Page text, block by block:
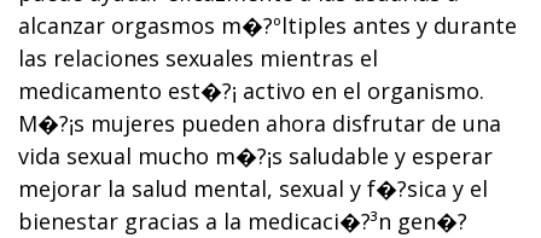
alcanzar orgasmos m�?ºltiples antes y durante
las relaciones sexuales mientras el
medicamento est�?¡ activo en el organismo.
M�?¡s mujeres pueden ahora disfrutar de una
vida sexual mucho m�?¡s saludable y esperar
mejorar la salud mental, sexual y f�?­sica y el
bienestar gracias a la medicaci�?³n gen�?